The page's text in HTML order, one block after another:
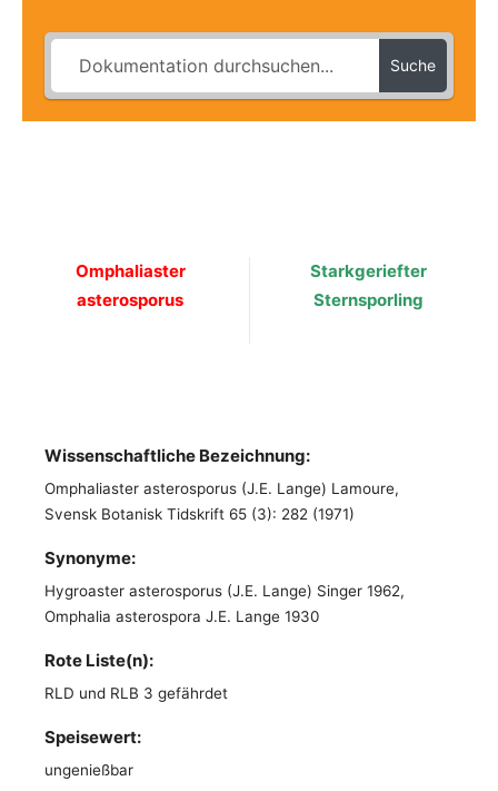
Suche
Omphaliaster
asterosporus
Starkgeriefter
Sternsporling
Wissenschaftliche Bezeichnung:
Omphaliaster asterosporus (J.E. Lange) Lamoure,
Svensk Botanisk Tidskrift 65 (3): 282 (1971)
Synonyme:
Hygroaster asterosporus (J.E. Lange) Singer 1962,
Omphalia asterospora J.E. Lange 1930
Rote Liste(n):
RLD und RLB 3 gefährdet
Speisewert:
ungenießbar